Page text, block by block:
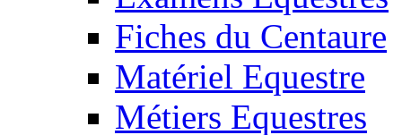
Fiches du Centaure
Matériel Equestre
Métiers Equestres